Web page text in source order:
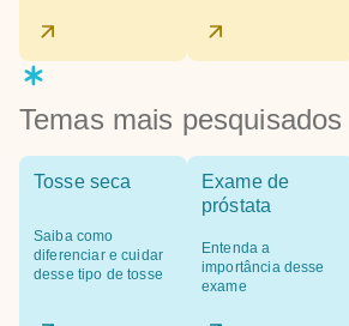
Temas mais pesquisados
Tosse seca
Saiba como
diferenciar e cuidar
desse tipo de tosse
Exame de
próstata
Entenda a
importância desse
exame